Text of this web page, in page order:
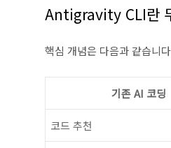
Antigravity CLI란
핵심 개념은 다음과 같습니
기존 AI 코딩
코드 추천